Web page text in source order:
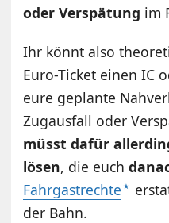
oder Verspätung im
Ihr könnt also
Euro-Ticket einen IC
eure geplante
Zugausfall oder
müsst dafür
lösen, die euch
Fahrgastrechte
der Bahn.